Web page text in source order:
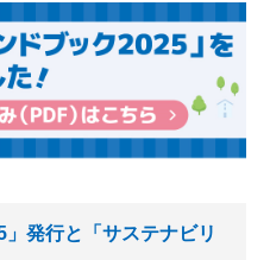
」発行と「サステナビリ